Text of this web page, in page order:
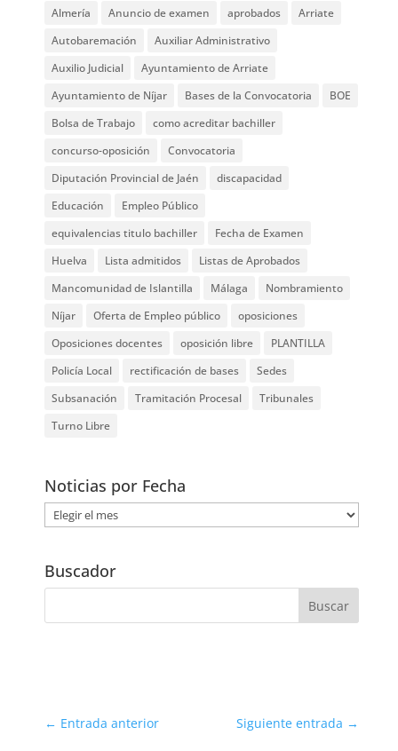
Almería
Anuncio de examen aprobados
Arriate
Autobaremación
Auxiliar Administrativo
Auxilio Judicial
Ayuntamiento de Arriate
Ayuntamiento de Níjar
Bases de la Convocatoria
BOE
Bolsa de Trabajo
como acreditar bachiller
concurso-oposición
Convocatoria
Diputación Provincial de Jaén
discapacidad
Educación
Empleo Público
equivalencias titulo bachiller
Fecha de Examen
Huelva
Lista admitidos
Listas de Aprobados
Mancomunidad de Islantilla
Málaga
Nombramiento
Níjar
Oferta de Empleo público
oposiciones
Oposiciones docentes
oposición libre
PLANTILLA
Policía Local
rectificación de bases
Sedes
Subsanación
Tramitación Procesal
Tribunales
Turno Libre
Noticias por Fecha
Noticias
por
Buscador
← Entrada anterior Siguiente entrada →